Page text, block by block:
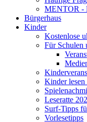
MENTOR -
Bürgerhaus
Kinder
Kostenlose
Für Schulen
Kinder
Leseratte
Surf-Tipps
Vorlesetipps